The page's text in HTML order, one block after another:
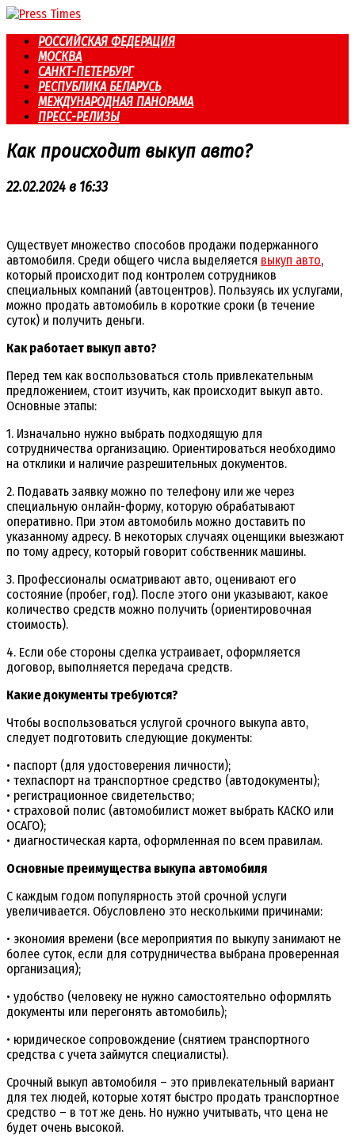
Перейти
контентуРОССИЙСКАЯ ФЕДЕРАЦИЯ
МОСКВА
САНКТ-ПЕТЕРБУРГ
РЕСПУБЛИКА БЕЛАРУСЬ
МЕЖДУНАРОДНАЯ ПАНОРАМА
ПРЕСС-РЕЛИЗЫ
Как происходит выкуп авто?
22.02.2024 в 16:33
Существует множество способов продажи подержанного
автомобиля. Среди общего числа выделяется выкуп авто,
который происходит под контролем сотрудников
специальных компаний (автоцентров). Пользуясь их услугами,
можно продать автомобиль в короткие сроки (в течение
суток) и получить деньги.
Как работает выкуп авто?
Перед тем как воспользоваться столь привлекательным
предложением, стоит изучить, как происходит выкуп авто.
Основные этапы:
1. Изначально нужно выбрать подходящую для
сотрудничества организацию. Ориентироваться необходимо
на отклики и наличие разрешительных документов.
2. Подавать заявку можно по телефону или же через
специальную онлайн-форму, которую обрабатывают
оперативно. При этом автомобиль можно доставить по
указанному адресу. В некоторых случаях оценщики выезжают
по тому адресу, который говорит собственник машины.
3. Профессионалы осматривают авто, оценивают его
состояние (пробег, год). После этого они указывают, какое
количество средств можно получить (ориентировочная
стоимость).
4. Если обе стороны сделка устраивает, оформляется
договор, выполняется передача средств.
Какие документы требуются?
Чтобы воспользоваться услугой срочного выкупа авто,
следует подготовить следующие документы:
• паспорт (для удостоверения личности);
• техпаспорт на транспортное средство (автодокументы);
• регистрационное свидетельство;
• страховой полис (автомобилист может выбрать КАСКО или
ОСАГО);
• диагностическая карта, оформленная по всем правилам.
Основные преимущества выкупа автомобиля
С каждым годом популярность этой срочной услуги
увеличивается. Обусловлено это несколькими причинами:
• экономия времени (все мероприятия по выкупу занимают не
более суток, если для сотрудничества выбрана проверенная
организация);
• удобство (человеку не нужно самостоятельно оформлять
документы или перегонять автомобиль);
• юридическое сопровождение (снятием транспортного
средства с учета займутся специалисты).
Срочный выкуп автомобиля – это привлекательный вариант
для тех людей, которые хотят быстро продать транспортное
средство – в тот же день. Но нужно учитывать, что цена не
будет очень высокой.